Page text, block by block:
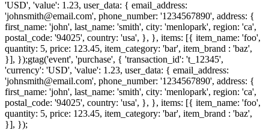
'USD', 'value': 1.23, user_data: { email_address:
'johnsmith@email.com', phone_number: '1234567890', address: {
first_name: 'john', last_name: 'smith', city: 'menlopark', region: 'ca',
postal_code: '94025', country: 'usa', }, }, items: [{ item_name: 'foo',
quantity: 5, price: 123.45, item_category: 'bar', item_brand : 'baz',
}], });gtag('event', 'purchase', { 'transaction_id': 't_12345',
'currency': 'USD', 'value': 1.23, user_data: { email_address:
'johnsmith@email.com', phone_number: '1234567890', address: {
first_name: 'john', last_name: 'smith', city: 'menlopark', region: 'ca',
postal_code: '94025', country: 'usa', }, }, items: [{ item_name: 'foo',
quantity: 5, price: 123.45, item_category: 'bar', item_brand : 'baz',
}], });